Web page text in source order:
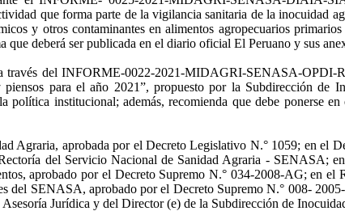
que forma parte de la vigilancia sanitaria de la inocuidad
y otros contaminantes en alimentos agropecuarios
deberá ser publicada en el diario oficial El Peruano y sus
del INFORME-0022-2021-MIDAGRI-SENASA-OPDI-
para el año 2021”, propuesto por la Subdirección
política institucional; además, recomienda que debe ponerse
Agraria, aprobada por el Decreto Legislativo N.° 1059; en el
del Servicio Nacional de Sanidad Agraria - SENASA;
aprobado por el Decreto Supremo N.° 034-2008-AG; en
del SENASA, aprobado por el Decreto Supremo N.° 008-
Jurídica y del Director (e) de la Subdirección de